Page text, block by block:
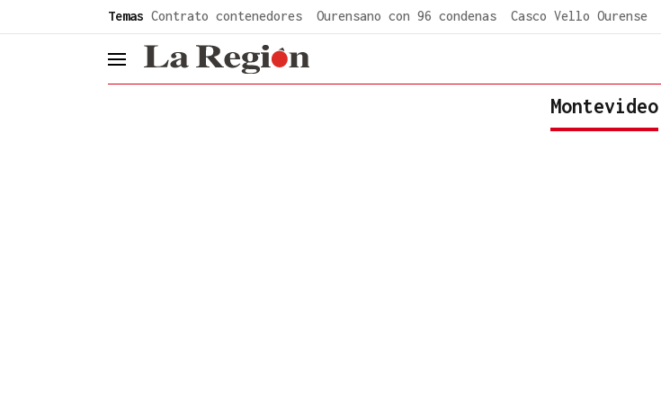
Temas Contrato contenedores Ourensano con 96 condenas Casco Vello Ourense
header.menu.open
Montevideo